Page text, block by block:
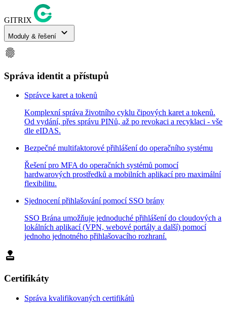
GITRIX
Moduly & řešení
expand_more
fingerprint
Správa identit a přístupů
Správce karet a tokenů
Komplexní správa životního cyklu čipových karet a tokenů.
Od vydání, přes správu PINů, až po revokaci a recyklaci - vše
dle eIDAS.
Bezpečné multifaktorové přihlášení do operačního systému
Řešení pro MFA do operačních systémů pomocí
hardwarových prostředků a mobilních aplikací pro maximální
flexibilitu.
Sjednocení přihlašování pomocí SSO brány
SSO Brána umožňuje jednoduché přihlášení do cloudových a
lokálních aplikací (VPN, webové portály a další) pomocí
jednoho jednotného přihlašovacího rozhraní.
approval
Certifikáty
Správa kvalifikovaných certifikátů